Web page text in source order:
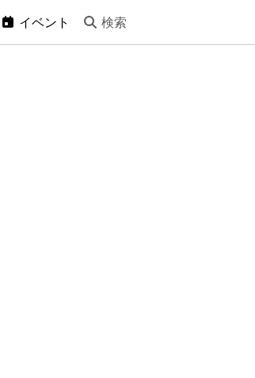
イベント 検索